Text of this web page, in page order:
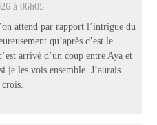
à 06h05
attend par rapport l’intrigue du
qu’après c’est le
arrivé d’un coup entre Aya et
je les vois ensemble. J’aurais